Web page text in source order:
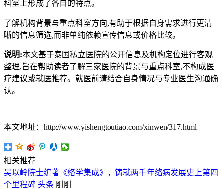
科室上形成了各自的特点。
了解机构背景与重点科室方向,有助于根据自身需求进行更清
晰的信息筛选,而非单纯依赖宣传信息或价格比较。
说明:本文基于泰国私立医院的公开信息及机构定位进行客观
整理,旨在帮助读者了解三家医院的背景与重点科室,不构成医
疗建议或就医推荐。就医前请结合自身情况与专业医生沟通确
认。
本文地址：http://www.yishengtoutiao.com/xinwen/317.html
相关推荐
吴以岭院士编著《络学集成》，铸就两千年络病发展史上第四
个里程碑 头条 刚刚